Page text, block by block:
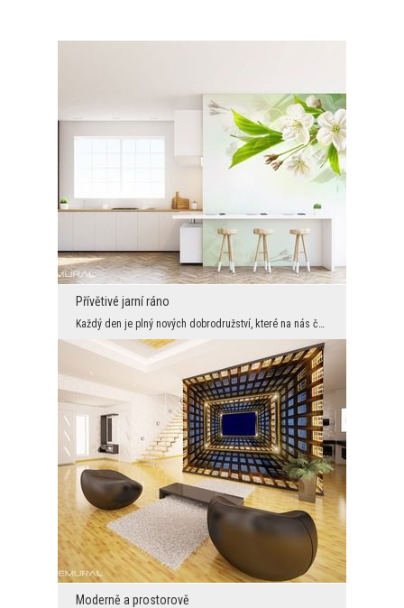
Přívětivé jarní ráno
Moderně a prostorově